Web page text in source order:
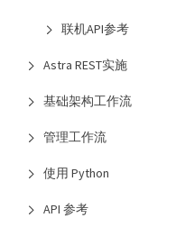
联机API参考
Astra REST实施
基础架构工作流
管理工作流
使用 Python
API 参考